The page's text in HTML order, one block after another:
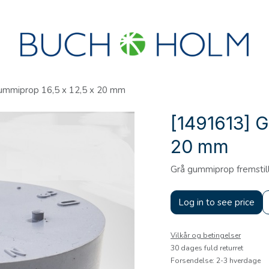
16,5 x 12,5 x 20 mm
[1491613]
20 mm
Grå gummiprop
Log in to see price
Vilkår og betingelser
30 dages fuld returret
Forsendelse: 2-3 hverdage